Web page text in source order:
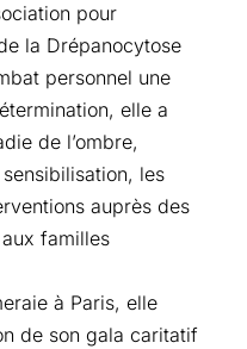
pour
la Drépanocytose
personnel une
elle a
de l’ombre,
les
auprès des
familles
à Paris, elle
de son gala caritatif